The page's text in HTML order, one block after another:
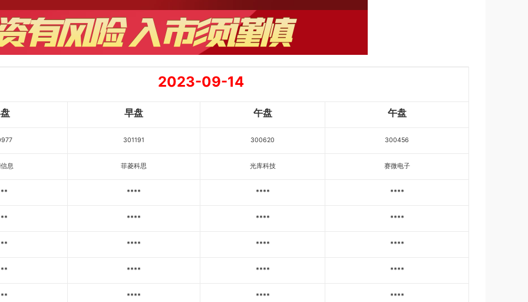
2023-09-14
早盘 午盘 午盘
301191 300620 300456
息 菲菱科思 光库科技 赛微电子
**** **** ****
**** **** ****
**** **** ****
**** **** ****
**** **** ****